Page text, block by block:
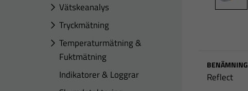
Vätskeanalys
Tryckmätning
Temperaturmätning &
Fuktmätning
Indikatorer & Loggrar
BENÄMNING
Reflect